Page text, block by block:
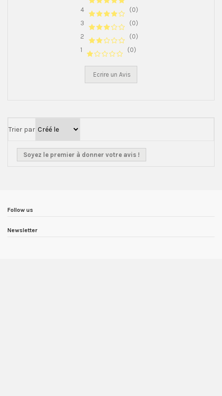
4
(0)
3
(0)
2
(0)
1
(0)
Ecrire un Avis
Trier par
Soyez le premier à donner votre avis !
Follow us
Newsletter